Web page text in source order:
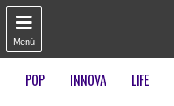

Menú
POP INNOVA LIFE